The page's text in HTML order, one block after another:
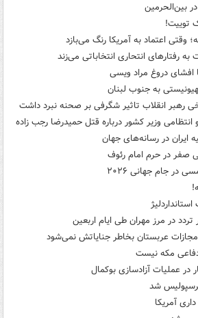
بین‌الحرمین
توییت!
اعتماد به آمریکا رنگ می‌بازد
رفتارهای انتحاری انتخاباتی می‌زند
افشای دروغ مراد ویسی
به جنوب لبنان
رهبر انقلاب تاثیر شگرفی بر صحنه نبرد داشت
وزیر کشور درباره قتل حمیدرضا رجب زاده
ایران در رسانه‌های جهان
صفر در حرم امام رئوف
در جام جهانی ۲۰۲۶
عربستان بخاطر جنایاتش نمی‌شود
مکه نیست
عملیات آزادسازی بوکمال
شد
آمریکا